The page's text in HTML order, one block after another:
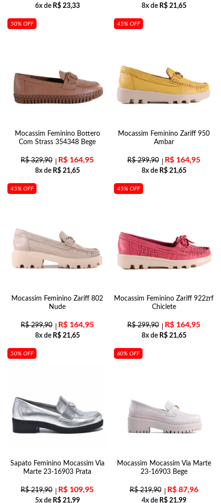
6x de R$23,33 8x de R$21,65
50% OFF
Mocassim Feminino Bottero
Com Strass 354348 Bege
R$329,90 R$ 164,95
8x de R$21,65
45% OFF
Mocassim Feminino Zariff 950
Ambar
R$299,90 R$ 164,95
8x de R$21,65
45% OFF
Mocassim Feminino Zariff 802
Nude
R$299,90 R$ 164,95
8x de R$21,65
45% OFF
Mocassim Feminino Zariff 922zrf
Chiclete
R$299,90 R$ 164,95
8x de R$21,65
50% OFF
Sapato Feminino Mocassim Via
Marte 23-16903 Prata
R$219,90 R$ 109,95
5x de R$21,99
60% OFF
Mocassim Mocassim Via Marte
23-16903 Bege
R$219,90 R$87,96
4x de R$21,99